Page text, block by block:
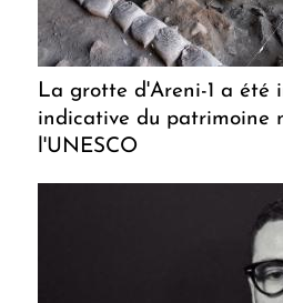
La grotte d'Areni-1 a été
indicative du patrimoine
l'UNESCO